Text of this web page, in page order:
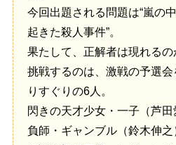
今回出題される問題は“嵐の
起きた殺人事件”。
果たして、正解者は現れるの
挑戦するのは、激戦の予選
りすぐりの6人。
閃きの天才少女・一子（芦
負師・ギャンブル（鈴木伸之